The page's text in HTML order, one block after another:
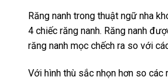
Răng nanh trong thuật ngữ nha
4 chiếc răng nanh. Răng nanh
răng nanh mọc chếch ra so với
Với hình thù sắc nhọn hơn so